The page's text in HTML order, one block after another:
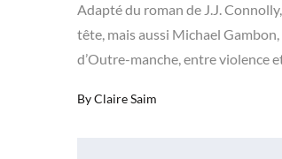
Adapté du roman de J.J.
tête, mais aussi Michael
d’Outre-manche, entre violence
ByClaire Saim